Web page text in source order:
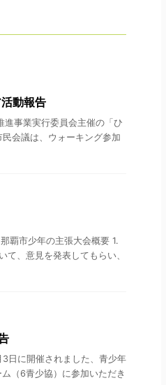
動報告
進事業実行委員会主催の「ひ
会議は、ウォーキング参加
覇市少年の主張大会概要 1.
て、意見を発表してもらい、
日に開催されました、青少年
（6青少協）に参加いただき